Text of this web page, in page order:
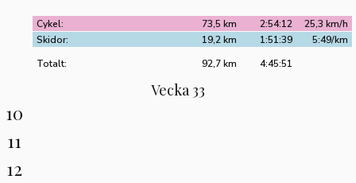
Cykel: 25,3 km/h
2:54:12
73,5 km
Skidor:
5:49/km
1:51:39
19,2 km
Totalt:
4:45:51
92,7 km
Vecka 33
10
11
12